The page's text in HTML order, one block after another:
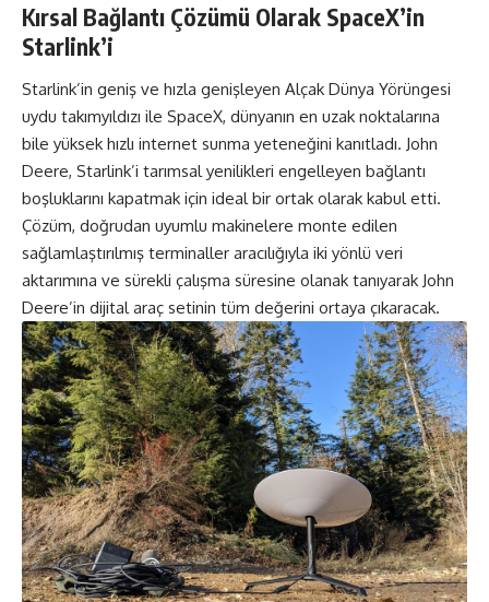
Kırsal Bağlantı Çözümü Olarak SpaceX’in
Starlink’i
Starlink’in geniş ve hızla genişleyen Alçak Dünya Yörüngesi
uydu takımyıldızı ile SpaceX, dünyanın en uzak noktalarına
bile yüksek hızlı internet sunma yeteneğini kanıtladı. John
Deere, Starlink’i tarımsal yenilikleri engelleyen bağlantı
boşluklarını kapatmak için ideal bir ortak olarak kabul etti.
Çözüm, doğrudan uyumlu makinelere monte edilen
sağlamlaştırılmış terminaller aracılığıyla iki yönlü veri
aktarımına ve sürekli çalışma süresine olanak tanıyarak John
Deere’in dijital araç setinin tüm değerini ortaya çıkaracak.